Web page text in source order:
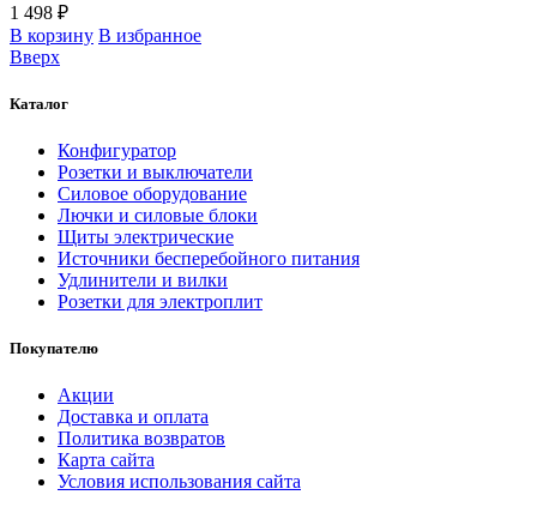
1 498 ₽
В корзину В избранное
Вверх
Каталог
Конфигуратор
Розетки и выключатели
Силовое оборудование
Лючки и силовые блоки
Щиты электрические
Источники бесперебойного питания
Удлинители и вилки
Розетки для электроплит
Покупателю
Акции
Доставка и оплата
Политика возвратов
Карта сайта
Условия использования сайта